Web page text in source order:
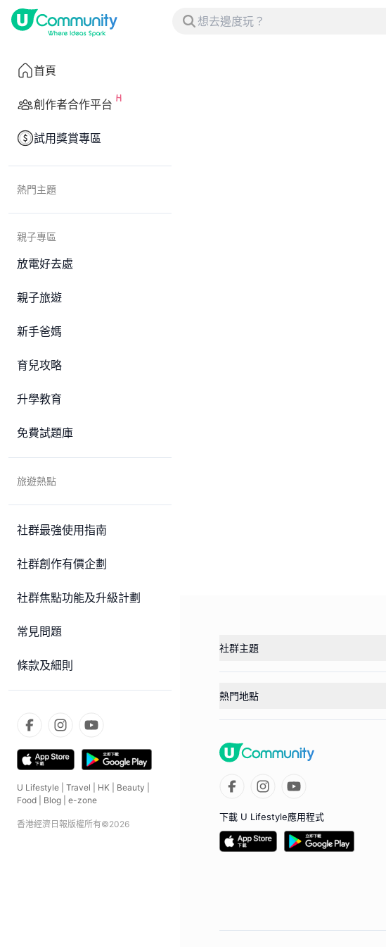
首頁
創作者合作平台
試用獎賞專區
熱門主題
親子專區
放電好去處
親子旅遊
新手爸媽
育兒攻略
升學教育
免費試題庫
旅遊熱點
社群最強使用指南
社群創作有價企劃
社群焦點功能及升級計劃
常見問題
條款及細則
U Lifestyle Travel HK Beauty
Food
Blog e-zone
香港經濟日報版權所有©2026
社群主題
熱門地點
下載 U Lifestyle應用程式